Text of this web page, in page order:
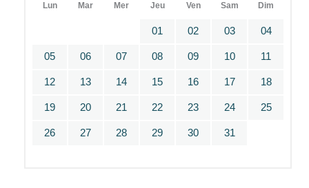
Lun Mar Mer Jeu Ven Sam Dim
01 02 03 04
05 06 07 08 09 10 11
12 13 14 15 16 17 18
19 20 21 22 23 24 25
26 27 28 29 30 31